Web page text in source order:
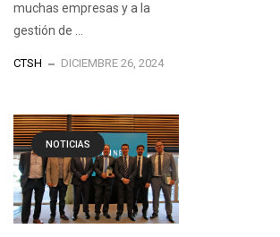
muchas empresas y a la
gestión de ...
CTSH DICIEMBRE 26, 2024
NOTICIAS